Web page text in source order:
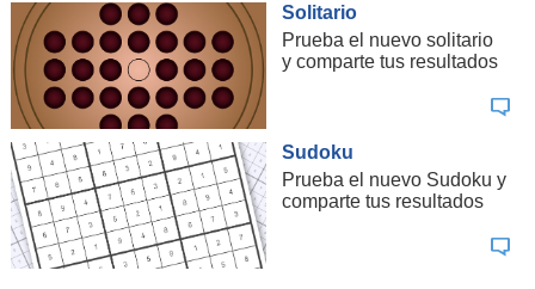
Solitario
Prueba el nuevo solitario
y comparte tus resultados
Sudoku
Prueba el nuevo Sudoku y
comparte tus resultados